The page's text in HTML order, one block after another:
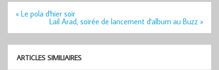
Navigation
« Le pola d'hier soir
Lail Arad, soirée de lancement d'album au Buzz »
ARTICLES SIMILIAIRES